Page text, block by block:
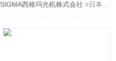
SIGMA西格玛光机株式会社 >日本SIGMAKOKI西格玛光机笼式物镜适配器